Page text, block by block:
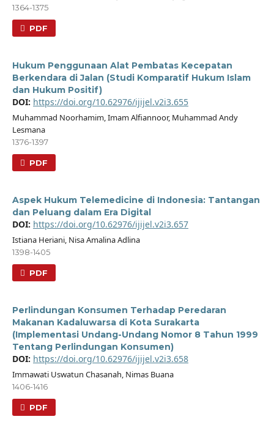
1364-1375
PDF
Hukum Penggunaan Alat Pembatas Kecepatan
Berkendara di Jalan (Studi Komparatif Hukum Islam
dan Hukum Positif)
DOI: https://doi.org/10.62976/ijijel.v2i3.655
Muhammad Noorhamim, Imam Alfiannoor, Muhammad Andy
Lesmana
1376-1397
PDF
Aspek Hukum Telemedicine di Indonesia: Tantangan
dan Peluang dalam Era Digital
DOI: https://doi.org/10.62976/ijijel.v2i3.657
Istiana Heriani, Nisa Amalina Adlina
1398-1405
PDF
Perlindungan Konsumen Terhadap Peredaran
Makanan Kadaluwarsa di Kota Surakarta
(Implementasi Undang-Undang Nomor 8 Tahun 1999
Tentang Perlindungan Konsumen)
DOI: https://doi.org/10.62976/ijijel.v2i3.658
Immawati Uswatun Chasanah, Nimas Buana
1406-1416
PDF